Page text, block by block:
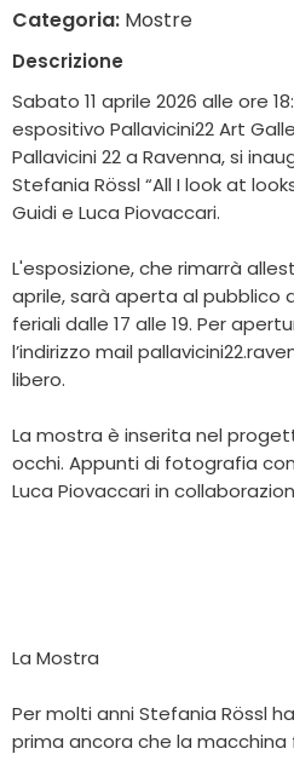
Categoria: Mostre
Descrizione
Sabato 11 aprile 2026 alle ore
espositivo Pallavicini22 Art
Pallavicini 22 a Ravenna, si
Stefania Rössl “All I look at
Guidi e Luca Piovaccari.
L'esposizione, che rimarrà
aprile, sarà aperta al pubblico
feriali dalle 17 alle 19. Per
l’indirizzo mail
libero.
La mostra è inserita nel
occhi. Appunti di fotografia
Luca Piovaccari in
La Mostra
Per molti anni Stefania Rössl
prima ancora che la